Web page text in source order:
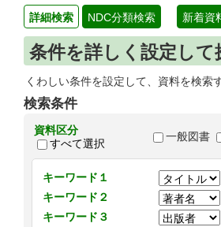
詳細検索 NDC分類検索 新着資
条件を詳しく設定して
くわしい条件を設定して、資料を検索
検索条件
資料区分
すべて選択
一般図書
キーワード１
キーワード２
キーワード３